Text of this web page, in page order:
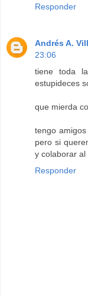
Responder
Andrés A.
23:06
tiene toda
estupideces
que mierda
tengo
pero si
y colaborar al
Responder